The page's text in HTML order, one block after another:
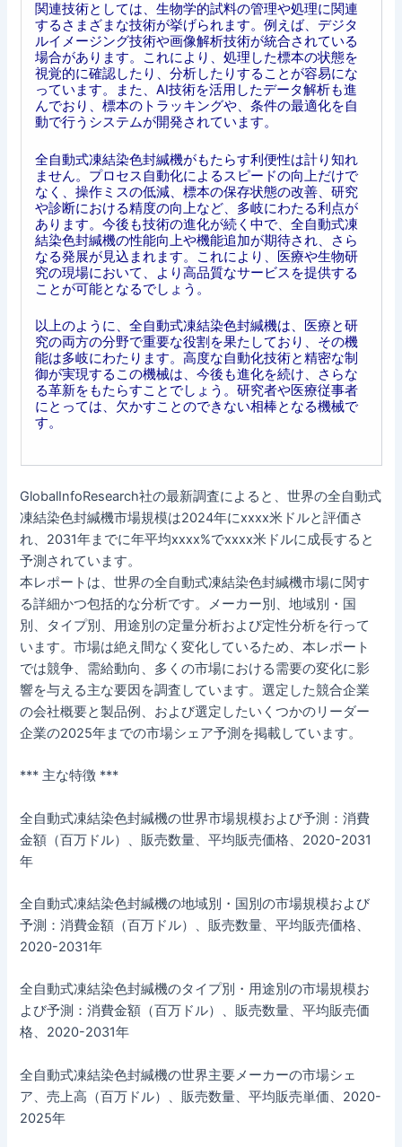
関連技術としては、生物学的試料の管理や処理に関連
するさまざまな技術が挙げられます。例えば、デジタ
ルイメージング技術や画像解析技術が統合されている
場合があります。これにより、処理した標本の状態を
視覚的に確認したり、分析したりすることが容易にな
っています。また、AI技術を活用したデータ解析も進
んでおり、標本のトラッキングや、条件の最適化を自
動で行うシステムが開発されています。
全自動式凍結染色封緘機がもたらす利便性は計り知れ
ません。プロセス自動化によるスピードの向上だけで
なく、操作ミスの低減、標本の保存状態の改善、研究
や診断における精度の向上など、多岐にわたる利点が
あります。今後も技術の進化が続く中で、全自動式凍
結染色封緘機の性能向上や機能追加が期待され、さら
なる発展が見込まれます。これにより、医療や生物研
究の現場において、より高品質なサービスを提供する
ことが可能となるでしょう。
以上のように、全自動式凍結染色封緘機は、医療と研
究の両方の分野で重要な役割を果たしており、その機
能は多岐にわたります。高度な自動化技術と精密な制
御が実現するこの機械は、今後も進化を続け、さらな
る革新をもたらすことでしょう。研究者や医療従事者
にとっては、欠かすことのできない相棒となる機械で
す。
GlobalInfoResearch社の最新調査によると、世界の全自動式
凍結染色封緘機市場規模は2024年にxxxx米ドルと評価さ
れ、2031年までに年平均xxxx%でxxxx米ドルに成長すると
予測されています。
本レポートは、世界の全自動式凍結染色封緘機市場に関す
る詳細かつ包括的な分析です。メーカー別、地域別・国
別、タイプ別、用途別の定量分析および定性分析を行って
います。市場は絶え間なく変化しているため、本レポート
では競争、需給動向、多くの市場における需要の変化に影
響を与える主な要因を調査しています。選定した競合企業
の会社概要と製品例、および選定したいくつかのリーダー
企業の2025年までの市場シェア予測を掲載しています。
*** 主な特徴 ***
全自動式凍結染色封緘機の世界市場規模および予測：消費
金額（百万ドル）、販売数量、平均販売価格、2020-2031
年
全自動式凍結染色封緘機の地域別・国別の市場規模および
予測：消費金額（百万ドル）、販売数量、平均販売価格、
2020-2031年
全自動式凍結染色封緘機のタイプ別・用途別の市場規模お
よび予測：消費金額（百万ドル）、販売数量、平均販売価
格、2020-2031年
全自動式凍結染色封緘機の世界主要メーカーの市場シェ
ア、売上高（百万ドル）、販売数量、平均販売単価、2020-
2025年